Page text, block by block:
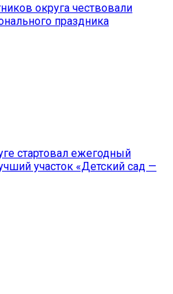
округа чествовали
праздника
стартовал ежегодный
участок «Детский сад —